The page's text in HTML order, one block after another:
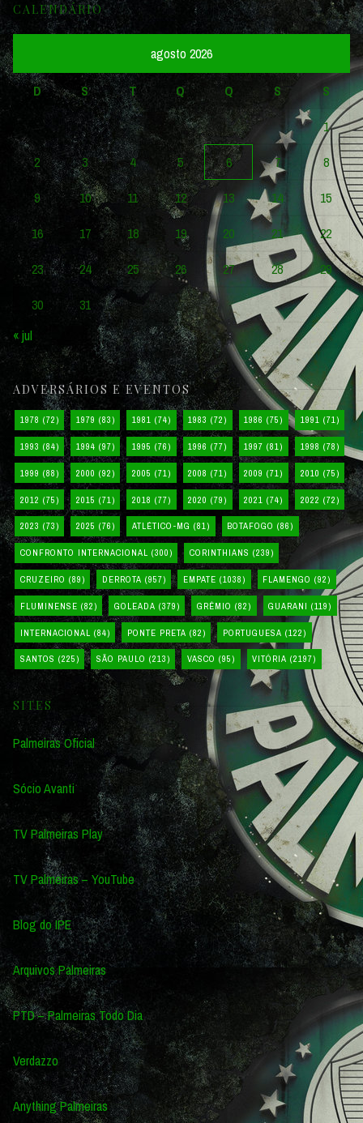
CALENDÁRIO
agosto 2026
D S T Q Q S
S
1
2
3 4 5 6 7
8
9
10 11 12 13 14
15
16
17 18 19 20 21
22
23
24 25 26 27 28
29
30
31
« jul
ADVERSÁRIOS E EVENTOS
1978 (72) 1979 (83) 1981 (74) 1983 (72) 1986 (75) 1991 (71)
1993 (84) 1994 (97) 1995 (76) 1996 (77) 1997 (81) 1998 (78)
1999 (88) 2000 (92) 2005 (71) 2008 (71) 2009 (71) 2010 (75)
2012 (75) 2015 (71) 2018 (77) 2020 (79) 2021 (74) 2022 (72)
2023 (73) 2025 (76) ATLÉTICO-MG (81) BOTAFOGO (86)
CONFRONTO INTERNACIONAL (300) CORINTHIANS (239)
CRUZEIRO (89) DERROTA (957) EMPATE (1038) FLAMENGO (92)
FLUMINENSE (82) GOLEADA (379) GRÊMIO (82) GUARANI (119)
INTERNACIONAL (84) PONTE PRETA (82) PORTUGUESA (122)
SANTOS (225) SÃO PAULO (213) VASCO (95) VITÓRIA (2197)
SITES
Palmeiras Oficial
Sócio Avanti
TV Palmeiras Play
TV Palmeiras – YouTube
Blog do IPE
Arquivos Palmeiras
PTD – Palmeiras Todo Dia
Verdazzo
Anything Palmeiras